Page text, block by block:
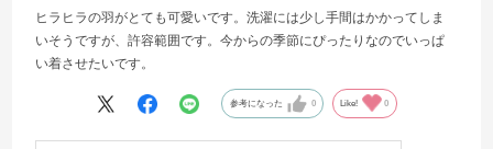
ヒラヒラの羽がとても可愛いです。洗濯には少し手間はかかってしま
いそうですが、許容範囲です。今からの季節にぴったりなのでいっぱ
い着させたいです。
参考になった 0 Like! 0